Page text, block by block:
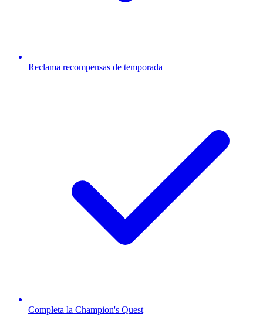
Reclama recompensas de temporada
Completa la Champion's Quest